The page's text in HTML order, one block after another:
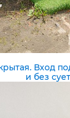
Вход
и без